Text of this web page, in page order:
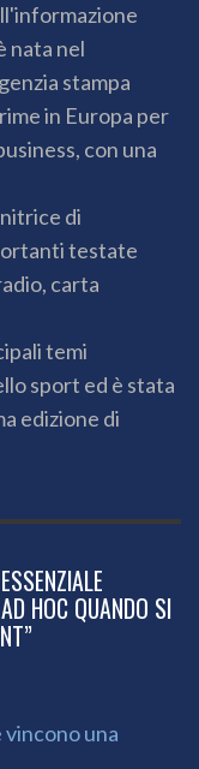
nata nel
stampa
in Europa per
con una
di
testate
carta
temi
sport ed è stata
edizione di
HOC QUANDO SI